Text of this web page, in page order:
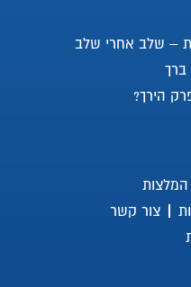
– שלב אחרי שלב
ברך
הירך?
המלצות
צור קשר